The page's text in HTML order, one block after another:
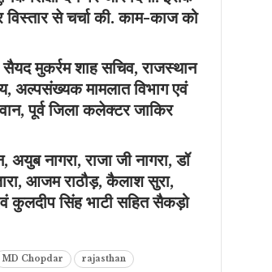
विस्तार से चर्चा की. काम-काज को
मुकर्रम शाह सचिव, राजस्थान
अल्पसंख्यक मामलात विभाग एवं
पूर्व जिला कलेक्टर जाकिर
नागरा, राजा जी नागरा, डॉ
आजम राठौड़, कैलाश सुरा,
कुलदीप सिंह भाटी सहित सैकड़ो
MD Chopdar
rajasthan